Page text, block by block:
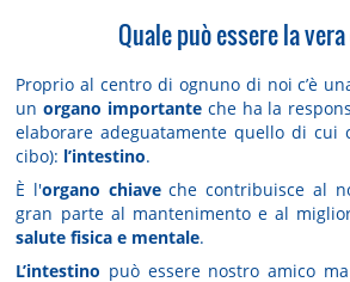
Quale può essere la
Proprio al centro di ognuno di noi c’è
unorgano importante che ha la
elaborare adeguatamente quello di cui
cibo): l’intestino.
È l'organo chiaveche contribuisce al
gran parte al mantenimento e al
salute fisica e mentale.
L’intestino può essere nostro amico